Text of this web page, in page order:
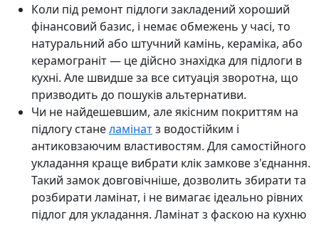
Коли під ремонт підлоги закладений хороший
фінансовий базис, і немає обмежень у часі, то
натуральний або штучний камінь, кераміка, або
керамограніт — це дійсно знахідка для підлоги в
кухні. Але швидше за все ситуація зворотна, що
призводить до пошуків альтернативи.
Чи не найдешевшим, але якісним покриттям на
підлогу станеламінатз водостійким і
антиковзаючим властивостям. Для самостійного
укладання краще вибрати клік замкове з'єднання.
Такий замок довговічніше, дозволить збирати та
розбирати ламінат, і не вимагає ідеально рівних
підлог для укладання. Ламінат з фаскою на кухню